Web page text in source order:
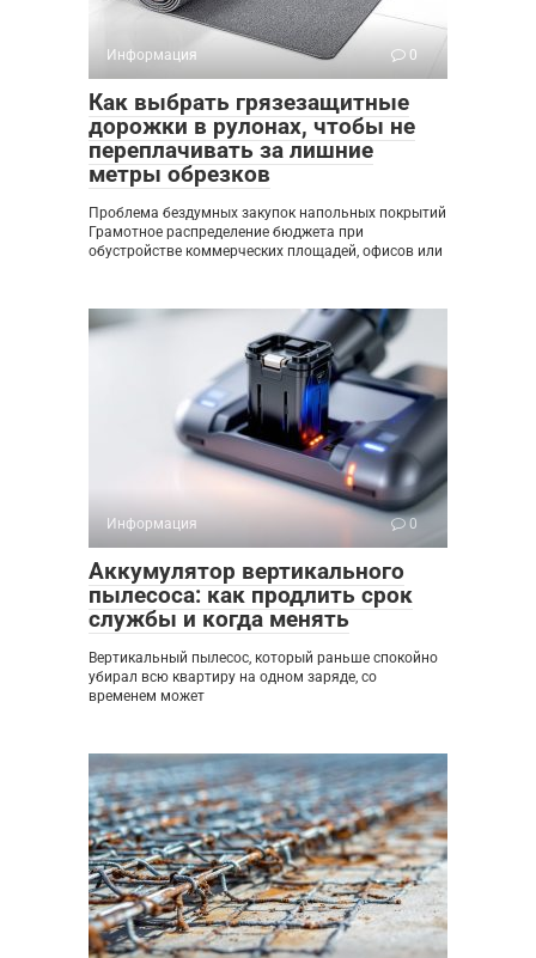
Информация 0
Как выбрать грязезащитные
дорожки в рулонах, чтобы не
переплачивать за лишние
метры обрезков
Проблема бездумных закупок напольных покрытий
Грамотное распределение бюджета при
обустройстве коммерческих площадей, офисов или
Информация 0
Аккумулятор вертикального
пылесоса: как продлить срок
службы и когда менять
Вертикальный пылесос, который раньше спокойно
убирал всю квартиру на одном заряде, со
временем может